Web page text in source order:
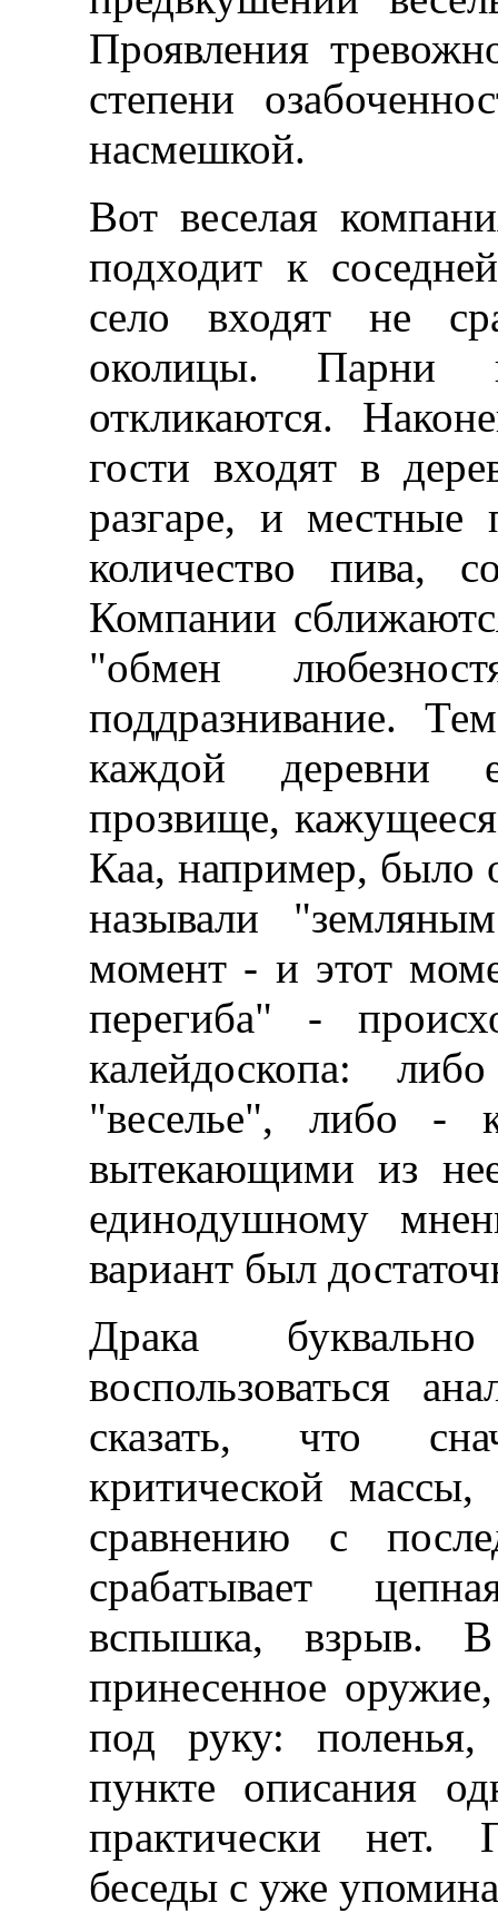
Проявления
степени
насмешкой.
Вот веселая
подходит к
село входят не
околицы. Парни
откликаются.
гости входят в
разгаре, и
количество пива,
Компании
"обмен
поддразнивание.
каждой деревни
прозвище,
Каа, например, было
называли
момент - и этот
перегиба" -
калейдоскопа:
"веселье", либо -
вытекающими из
единодушному
вариант был
Драка
воспользоваться
сказать, что
критической
сравнению с
срабатывает
вспышка, взрыв.
принесенное
под руку:
пункте описания
практически нет.
беседы с уже